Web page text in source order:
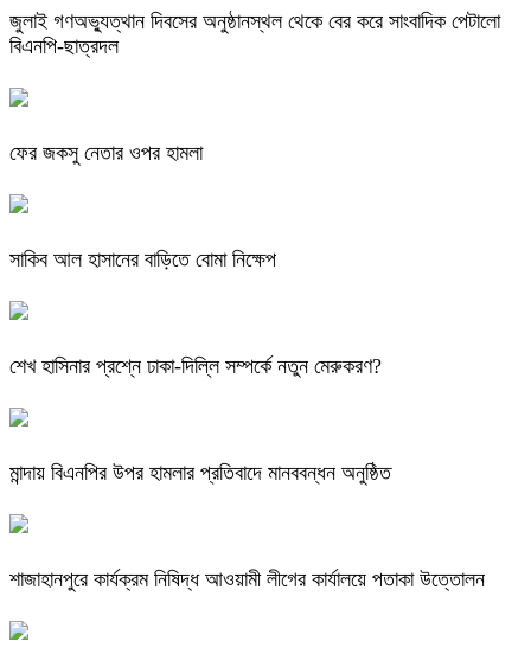
জুলাই গণঅভ্যুত্থান দিবসের অনুষ্ঠানস্থল থেকে বের করে সাংবাদিক পেটালো
বিএনপি-ছাত্রদল
ফের জকসু নেতার ওপর হামলা
সাকিব আল হাসানের বাড়িতে বোমা নিক্ষেপ
শেখ হাসিনার প্রশ্নে ঢাকা-দিল্লি সম্পর্কে নতুন মেরুকরণ?
মান্দায় বিএনপির উপর হামলার প্রতিবাদে মানববন্ধন অনুষ্ঠিত
শাজাহানপুরে কার্যক্রম নিষিদ্ধ আওয়ামী লীগের কার্যালয়ে পতাকা উত্তোলন